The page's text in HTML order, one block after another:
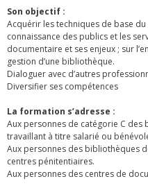
Son objectif :
Acquérir les techniques de base
connaissance des publics et les
documentaire et ses enjeux ; sur
gestion d’une bibliothèque.
Dialoguer avec d’autres
Diversifier ses compétences
La formation s’adresse :
Aux personnes de catégorie C des
travaillant à titre salarié ou
Aux personnes des bibliothèques
centres pénitentiaires.
Aux personnes des centres de